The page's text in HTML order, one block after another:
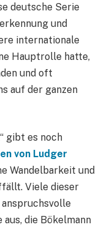
deutsche Serie
und
internationale
Hauptrolle hatte,
und oft
auf der ganzen
gibt es noch
von Ludger
Wandelbarkeit und
Viele dieser
die Bökelmann